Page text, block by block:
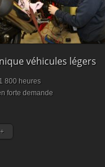
véhicules légers
800 heures
forte demande